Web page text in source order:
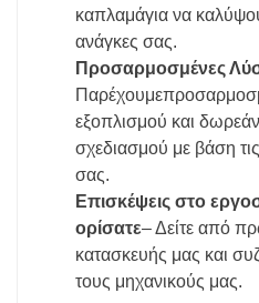
καπλαμάγια να
ανάγκες σας.
Προσαρμοσμένες
Παρέχουμε
εξοπλισμού και
σχεδιασμού με βάση
σας.
Επισκέψεις στο
ορίσατε– Δείτε από
κατασκευής μας και
τους μηχανικούς μας.